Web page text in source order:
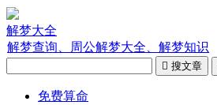
解梦大全
解梦查询、周公解梦大全、解梦知识
 搜文章
免费算命